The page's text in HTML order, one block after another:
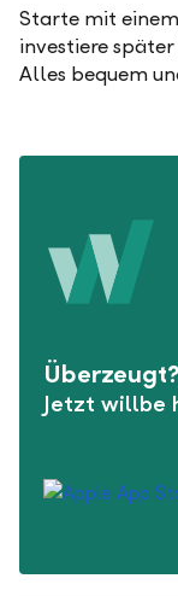
Starte mit
investiere
Alles bequem
Überzeugt?
Jetzt willbe